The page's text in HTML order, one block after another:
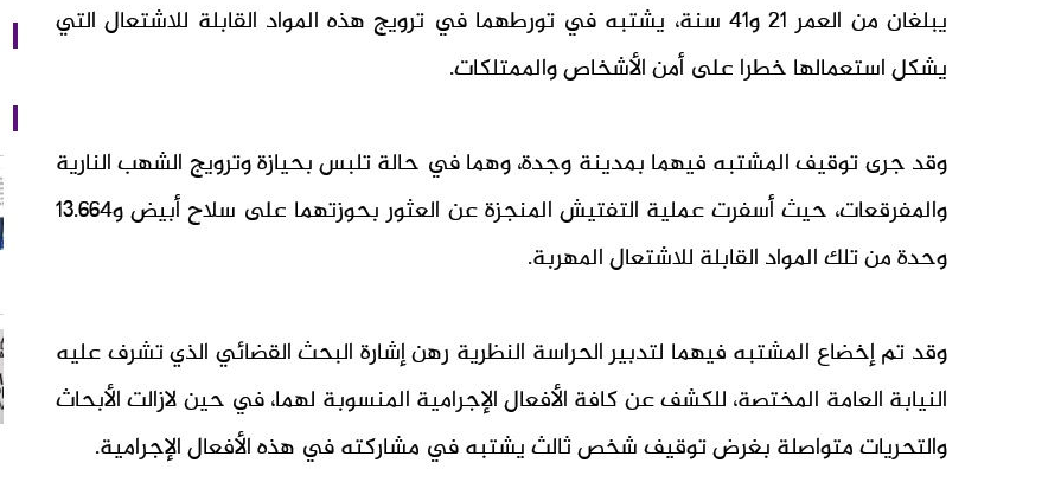
يبلغان من العمر 21 و41 سنة، يشتبه في تورطهما في ترويج هذه المواد القابلة للاشتعال التي
يشكل استعمالها خطرا على أمن الأشخاص والممتلكات.
وقد جرى توقيف المشتبه فيهما بمدينة وجدة، وهما في حالة تلبس بحيازة وترويج الشهب النارية
والمفرقعات، حيث أسفرت عملية التفتيش المنجزة عن العثور بحوزتهما على سلاح أبيض و13.664
وحدة من تلك المواد القابلة للاشتعال المهربة.
وقد تم إخضاع المشتبه فيهما لتدبير الحراسة النظرية رهن إشارة البحث القضائي الذي تشرف عليه
النيابة العامة المختصة، للكشف عن كافة الأفعال الإجرامية المنسوبة لهما، في حين لازالت الأبحاث
والتحريات متواصلة بغرض توقيف شخص ثالث يشتبه في مشاركته في هذه الأفعال الإجرامية.